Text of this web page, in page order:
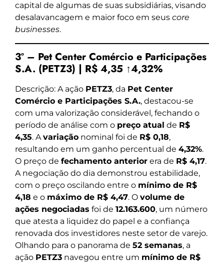
capital de algumas de suas subsidiárias, visando
desalavancagem e maior foco em seus core
businesses.
3º – Pet Center Comércio e Participações
S.A. (PETZ3) | R$ 4,35 ↑4,32%
Descrição: A ação PETZ3, da Pet Center
Comércio e Participações S.A., destacou-se
com uma valorização considerável, fechando o
período de análise com o preço atual de R$
4,35. Avariação nominal foi de R$ 0,18,
resultando em um ganho percentual de 4,32%.
O preço de fechamento anterior era de R$ 4,17.
A negociação do dia demonstrou estabilidade,
com o preço oscilando entre o mínimo de R$
4,18 e o máximo de R$ 4,47. O volume de
ações negociadas foi de 12.163.600, um número
que atesta a liquidez do papel e a confiança
renovada dos investidores neste setor de varejo.
Olhando para o panorama de 52 semanas, a
ação PETZ3 navegou entre um mínimo de R$